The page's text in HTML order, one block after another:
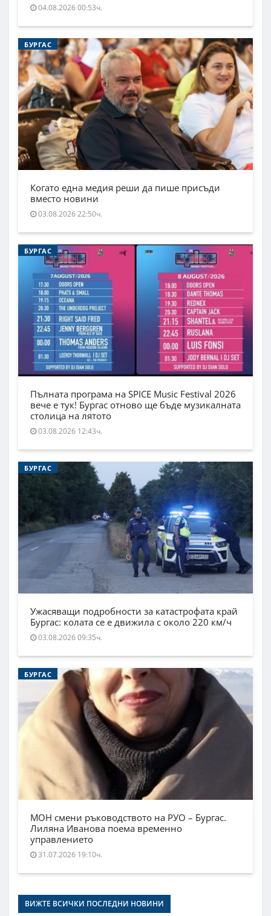
04.08.2026 00:53ч.
БУРГАС
Когато една медия реши да пише присъди
вместо новини
03.08.2026 22:50ч.
БУРГАС
Пълната програма на SPICE Music Festival 2026
вече е тук! Бургас отново ще бъде музикалната
столица на лятото
03.08.2026 12:43ч.
БУРГАС
Ужасяващи подробности за катастрофата край
Бургас: колата се е движила с около 220 км/ч
03.08.2026 09:35ч.
БУРГАС
МОН смени ръководството на РУО – Бургас.
Лиляна Иванова поема временно
управлението
31.07.2026 19:10ч.
ВИЖТЕ ВСИЧКИ ПОСЛЕДНИ НОВИНИ